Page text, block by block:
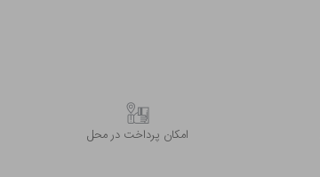
امکان پرداخت در محل